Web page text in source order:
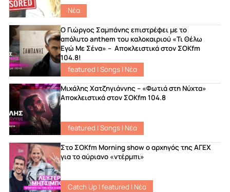
Νέα
Ο Γιώργος Σαμπάνης επιστρέφει με το
απόλυτο anthem του καλοκαιριού «Τι Θέλω
Εγώ Με Σένα» – Αποκλειστικά στον ΣΟΚfm
104.8!
featured |Songs| Νέα
Μιχάλης Χατζηγιάννης – «Φωτιά στη Νύχτα»
Αποκλειστικά στον ΣΟΚfm 104.8
featured |Songs| Νέα
Στο ΣΟKfm Morning show ο αρχηγός της ΑΓΕΧ
για το αύριανο «ντέρμπι»
Catch Up|featured | Νέα